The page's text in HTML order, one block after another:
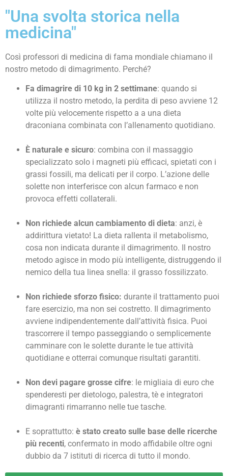
"Una svolta storica nella
medicina"
Così professori di medicina di fama mondiale chiamano il
nostro metodo di dimagrimento. Perché?
Fa dimagrire di 10 kg in 2 settimane: quando si
utilizza il nostro metodo, la perdita di peso avviene 12
volte più velocemente rispetto a a una dieta
draconiana combinata con l’allenamento quotidiano.
È naturale e sicuro: combina con il massaggio
specializzato solo i magneti più efficaci, spietati con i
grassi fossili, ma delicati per il corpo. L’azione delle
solette non interferisce con alcun farmaco e non
provoca effetti collaterali.
Non richiede alcun cambiamento di dieta: anzi, è
addirittura vietato! La dieta rallenta il metabolismo,
cosa non indicata durante il dimagrimento. Il nostro
metodo agisce in modo più intelligente, distruggendo il
nemico della tua linea snella: il grasso fossilizzato.
Non richiede sforzo fisico: durante il trattamento puoi
fare esercizio, ma non sei costretto. Il dimagrimento
avviene indipendentemente dall’attività fisica. Puoi
trascorrere il tempo passeggiando o semplicemente
camminare con le solette durante le tue attività
quotidiane e otterrai comunque risultati garantiti.
Non devi pagare grosse cifre: le migliaia di euro che
spenderesti per dietologo, palestra, tè e integratori
dimagranti rimarranno nelle tue tasche.
E soprattutto: è stato creato sulle base delle ricerche
più recenti, confermato in modo affidabile oltre ogni
dubbio da 7 istituti di ricerca di tutto il mondo.